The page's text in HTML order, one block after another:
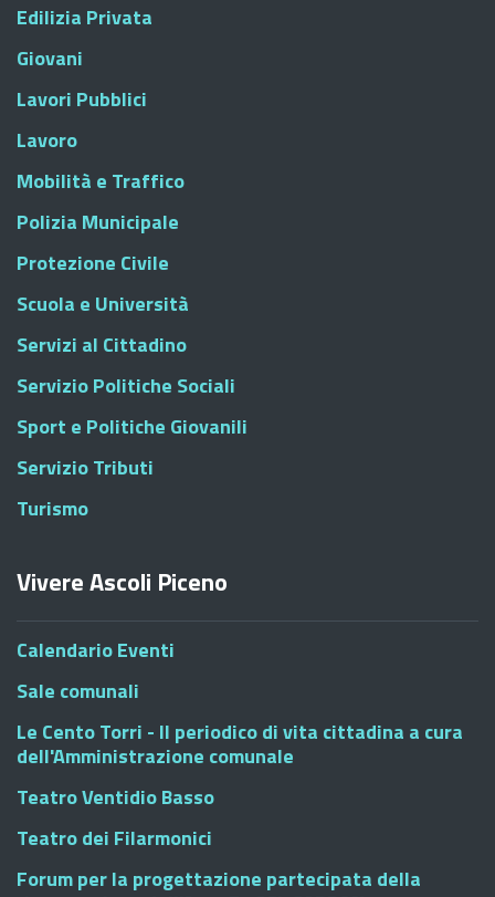
Edilizia Privata
Giovani
Lavori Pubblici
Lavoro
Mobilità e Traffico
Polizia Municipale
Protezione Civile
Scuola e Università
Servizi al Cittadino
Servizio Politiche Sociali
Sport e Politiche Giovanili
Servizio Tributi
Turismo
Vivere Ascoli Piceno
Calendario Eventi
Sale comunali
Le Cento Torri - Il periodico di vita cittadina a cura
dell'Amministrazione comunale
Teatro Ventidio Basso
Teatro dei Filarmonici
Forum per la progettazione partecipata della